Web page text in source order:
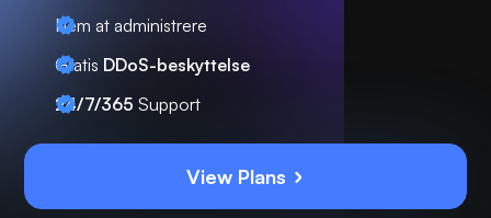
Nem at administrere
Gratis DDoS-beskyttelse
24/7/365 Support
View Plans